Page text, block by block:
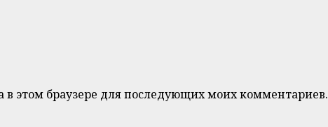
в этом браузере для последующих моих комментариев.